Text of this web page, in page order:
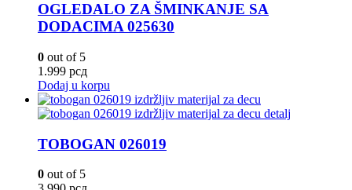
OGLEDALO ZA ŠMINKANJE SA
DODACIMA 025630
0 out of 5
1.999 рсд
Dodaj u korpu
TOBOGAN 026019
0 out of 5